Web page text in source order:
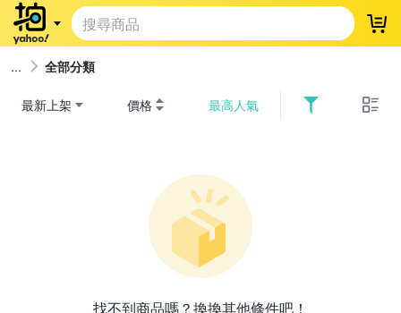
登
全部分類
最新上架 價格 最高人氣
找不到商品嗎？換換其他條件吧！